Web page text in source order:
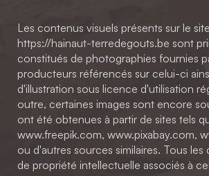
Les contenus visuels présents sur le
https://hainaut-terredegouts.be sont
constitués de photographies fournies
producteurs référencés sur celui-ci
d'illustration sous licence d'utilisation
outre, certaines images sont encore
ont été obtenues à partir de sites tels
www.freepik.com, www.pixabay.com,
ou d'autres sources similaires. Tous
de propriété intellectuelle associés à